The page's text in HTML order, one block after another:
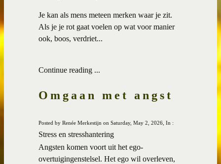
Je kan als mens meteen merken waar je zit.
Als je je rot gaat voelen op wat voor manier
ook, boos, verdriet...
Continue reading ...
Omgaan met angst
Posted by Renée Merkestijn on Saturday, May 2, 2026, In :
Stress en stresshantering
Angsten komen voort uit het ego-
overtuigingenstelsel. Het ego wil overleven,